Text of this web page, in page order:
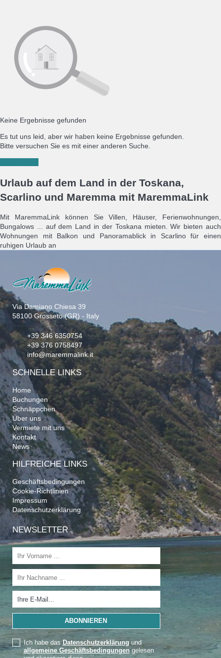
Keine Ergebnisse gefunden
Es tut uns leid, aber wir haben keine Ergebnisse gefunden.
Bitte versuchen Sie es mit einer anderen Suche.
Urlaub auf dem Land in der Toskana,
Scarlino und Maremma mit MaremmaLink
Mit MaremmaLink können Sie Villen, Häuser, Ferienwohnungen,
Bungalows ... auf dem Land in der Toskana mieten. Wir bieten auch
Wohnungen mit Balkon und Panoramablick in Scarlino für einen
ruhigen Urlaub an
Via Damiano Chiesa 39
58100 Grosseto (GR) - Italy
+39 346 6350754
+39 376 0758497
info@maremmalink.it
SCHNELLE LINKS
Home
Buchungen
Schnäppchen
Über uns
Vermiete mit uns
Kontakt
News
HILFREICHE LINKS
Geschäftsbedingungen
Cookie-Richtlinien
Impressum
Datenschutzerklärung
NEWSLETTER
Ich habe dasDatenschutzerklärungund
allgemeine Geschäftsbedingungengelesen